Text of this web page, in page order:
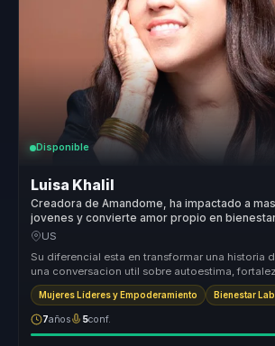
Disponible
Luisa Khalil
Creadora de Amandome, ha impactado a
jovenes y convierte amor propio en
equipos.
US
Su diferencial esta en transformar una historia
una conversacion util sobre autoestima,
accion. ...
Mujeres Líderes y Empoderamiento Bienestar
7años 5conf.